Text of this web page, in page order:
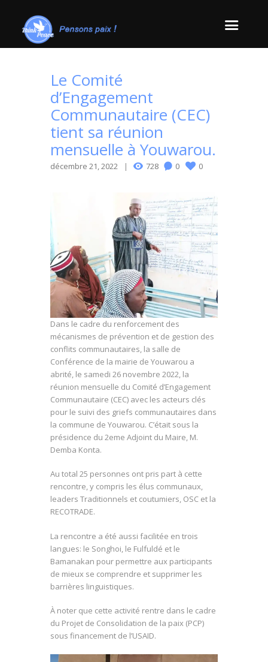
Le Comité
d’Engagement
Communautaire (CEC)
tient sa réunion
mensuelle à Youwarou.
décembre 21, 2022 728 0 0
Dans le cadre du renforcement des
mécanismes de prévention et de gestion des
conflits communautaires, la salle de
Conférence de la mairie de Youwarou a
abrité, le samedi 26 novembre 2022, la
réunion mensuelle du Comité d’Engagement
Communautaire (CEC) avec les acteurs clés
pour le suivi des griefs communautaires dans
la commune de Youwarou. C’était sous la
présidence du 2eme Adjoint du Maire, M.
Demba Konta.
Au total 25 personnes ont pris part à cette
rencontre, y compris les élus communaux,
leaders Traditionnels et coutumiers, OSC et la
RECOTRADE.
La rencontre a été aussi facilitée en trois
langues: le Songhoi, le Fulfuldé et le
Bamanakan pour permettre aux participants
de mieux se comprendre et supprimer les
barrières linguistiques.
À noter que cette activité rentre dans le cadre
du Projet de Consolidation de la paix (PCP)
sous financement de l’USAID.